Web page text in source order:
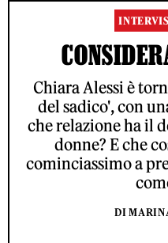
Chiara Alessi è
del sadico', con
che relazione ha il
donne? E che
cominciassimo a
DI